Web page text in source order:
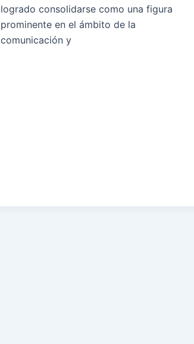
logrado consolidarse como una figura
prominente en el ámbito de la
comunicación y